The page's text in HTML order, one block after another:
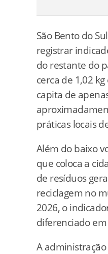
São Bento do
registrar
do restante do
cerca de 1,02
capita de
práticas locais
Além do baixo
que coloca a
de resíduos
reciclagem no
2026, o
diferenciado
A